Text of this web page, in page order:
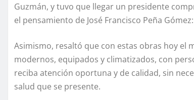
Guzmán, y tuvo que llegar un presidente
el pensamiento de José Francisco Peña
Asimismo, resaltó que con estas obras hoy el
modernos, equipados y climatizados, con
reciba atención oportuna y de calidad, sin
salud que se presente.